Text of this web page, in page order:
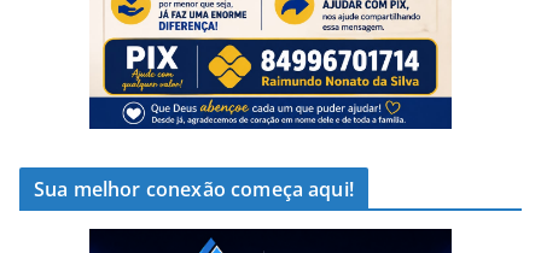
Sua melhor conexão começa aqui!